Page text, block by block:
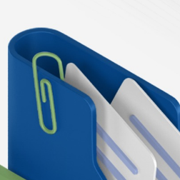
Fakültesi -